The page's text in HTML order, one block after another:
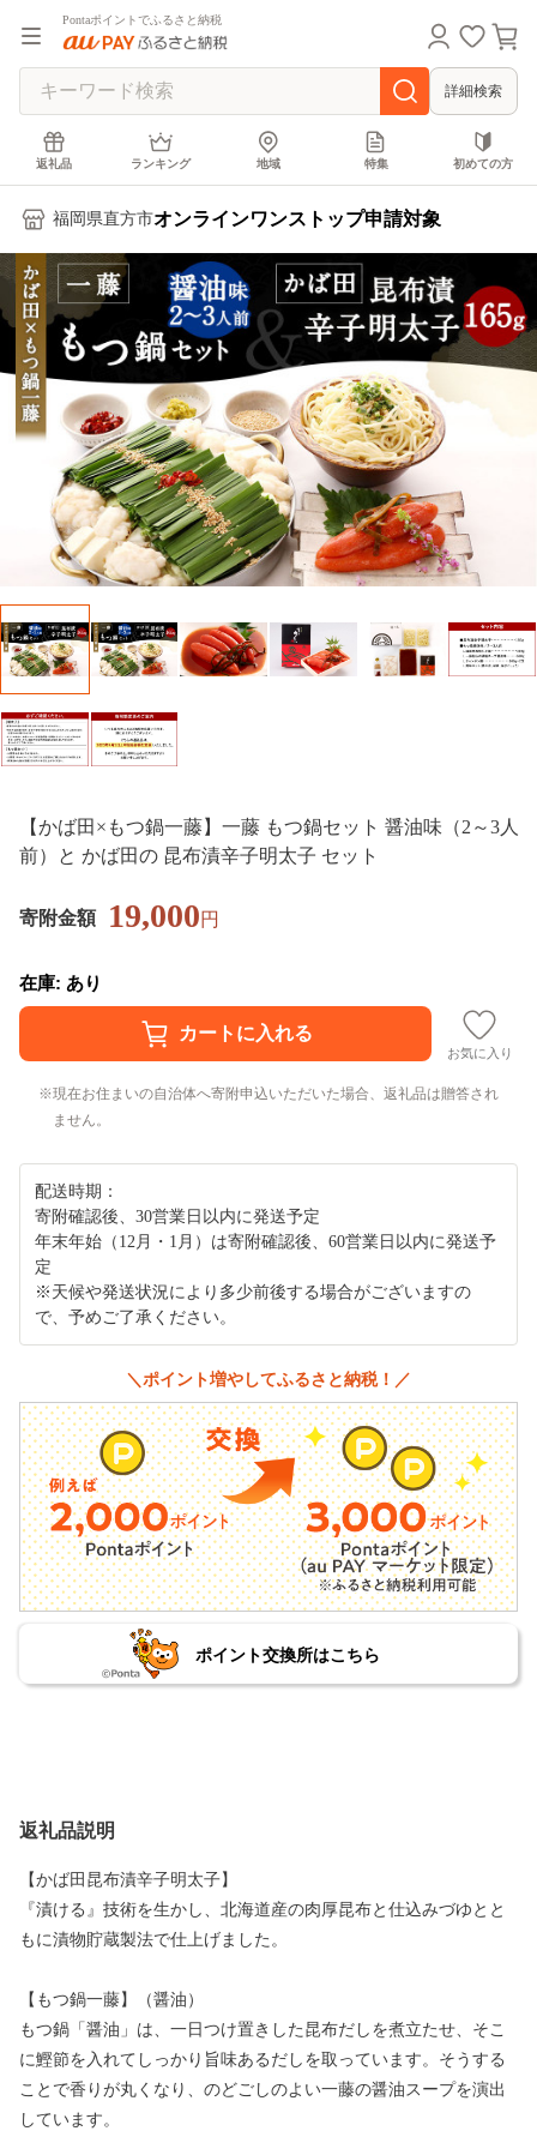
Pontaポイントでふるさと納税
詳細検索
返礼品 ランキング 地域 特集 初めての方
福岡県直方市オンラインワンストップ申請対象
【かば田×もつ鍋一藤】一藤 もつ鍋セット 醤油味（2～3人
前）と かば田の 昆布漬辛子明太子 セット
寄附金額 19,000円
在庫: あり
お気に入り
現在お住まいの自治体へ寄附申込いただいた場合、返礼品は贈答され
ません。
配送時期：
寄附確認後、30営業日以内に発送予定
年末年始（12月・1月）は寄附確認後、60営業日以内に発送予
定
※天候や発送状況により多少前後する場合がございますの
で、予めご了承ください。
＼ポイント増やしてふるさと納税！／
ポイント交換所はこちら
返礼品説明
【かば田昆布漬辛子明太子】
『漬ける』技術を生かし、北海道産の肉厚昆布と仕込みづゆとと
もに漬物貯蔵製法で仕上げました。
【もつ鍋一藤】（醤油）
もつ鍋「醤油」は、一日つけ置きした昆布だしを煮立たせ、そこ
に鰹節を入れてしっかり旨味あるだしを取っています。そうする
ことで香りが丸くなり、のどごしのよい一藤の醤油スープを演出
しています。